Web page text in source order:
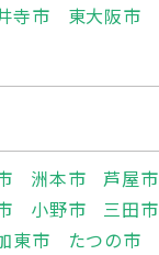
寺市 東大阪市
洲本市 芦屋市
小野市 三田市
東市 たつの市